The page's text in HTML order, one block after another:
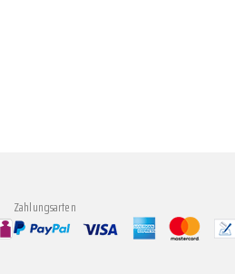
Zahlungsarten